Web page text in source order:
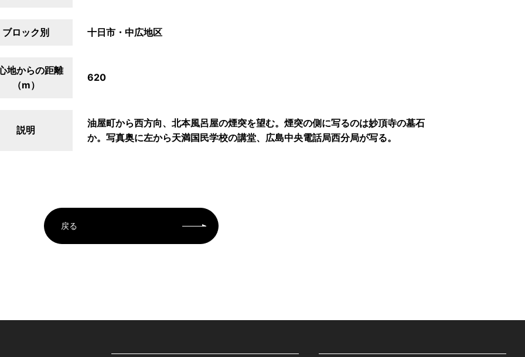
ブロック別 十日市・中広地区
地からの距離
（m）
620
説明
油屋町から西方向、北本風呂屋の煙突を望む。煙突の側に写るのは妙頂寺の墓石
か。写真奥に左から天満国民学校の講堂、広島中央電話局西分局が写る。
戻る